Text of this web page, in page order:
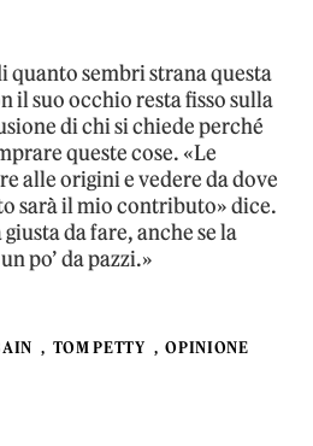
quanto sembri strana questa
il suo occhio resta fisso sulla
di chi si chiede perché
queste cose. «Le
alle origini e vedere da dove
sarà il mio contributo» dice.
giusta da fare, anche se la
po’ da pazzi.»
TOM PETTY OPINIONE